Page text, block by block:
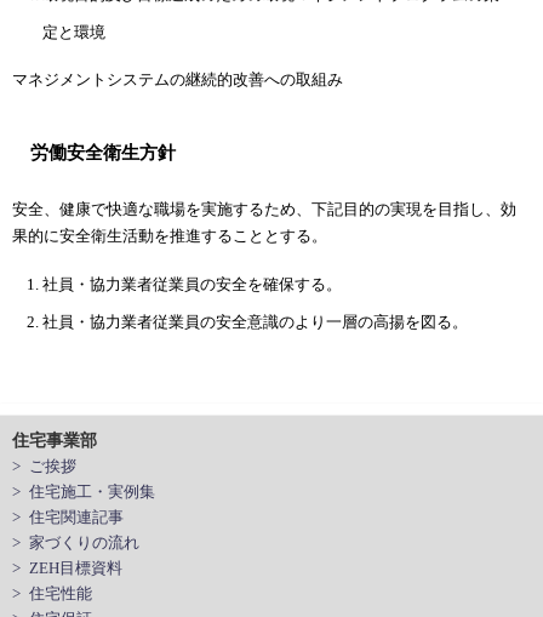
定と環境
マネジメントシステムの継続的改善への取組み
労働安全衛生方針
安全、健康で快適な職場を実施するため、下記目的の実現を目指し、効
果的に安全衛生活動を推進することとする。
社員・協力業者従業員の安全を確保する。
社員・協力業者従業員の安全意識のより一層の高揚を図る。
住宅事業部
> ご挨拶
> 住宅施工・実例集
> 住宅関連記事
> 家づくりの流れ
> ZEH目標資料
> 住宅性能